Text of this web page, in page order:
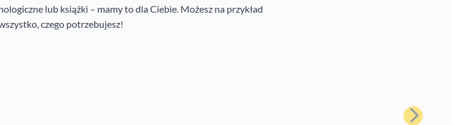
lub książki – mamy to dla Ciebie. Możesz na przykład
czego potrzebujesz!
Następny